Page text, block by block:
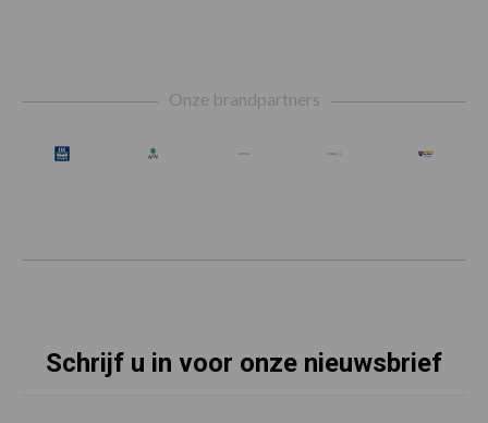
Onze brandpartners
Schrijf u in voor onze nieuwsbrief